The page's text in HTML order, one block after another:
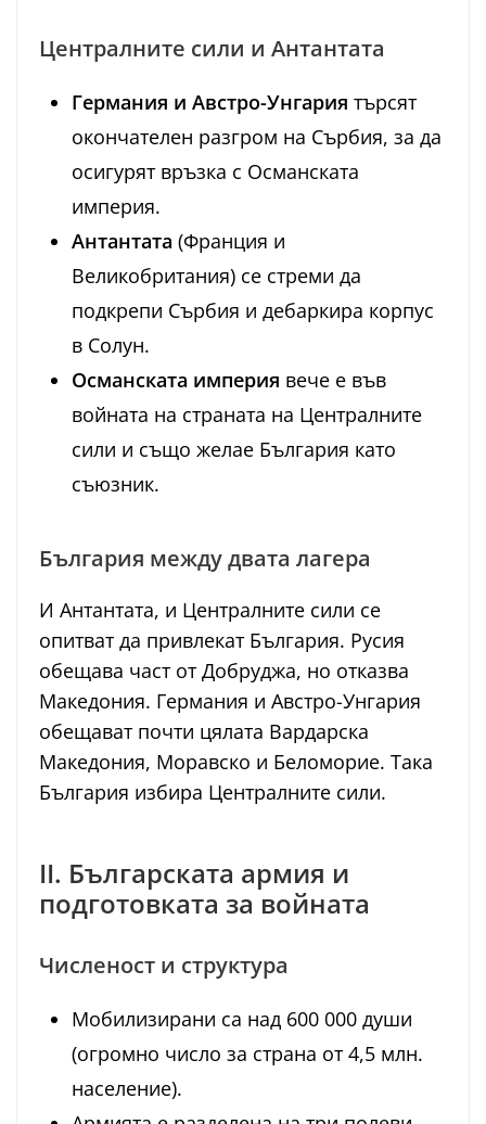
Централните сили и Антантата
Германия и Австро-Унгария търсят
окончателен разгром на Сърбия, за да
осигурят връзка с Османската
империя.
Антантата (Франция и
Великобритания) се стреми да
подкрепи Сърбия и дебаркира корпус
в Солун.
Османската империя вече е във
войната на страната на Централните
сили и също желае България като
съюзник.
България между двата лагера
И Антантата, и Централните сили се
опитват да привлекат България. Русия
обещава част от Добруджа, но отказва
Македония. Германия и Австро-Унгария
обещават почти цялата Вардарска
Македония, Моравско и Беломорие. Така
България избира Централните сили.
II. Българската армия и
подготовката за войната
Численост и структура
Мобилизирани са над 600 000 души
(огромно число за страна от 4,5 млн.
население).